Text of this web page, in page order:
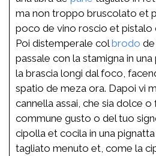
ma non troppo bruscolato et
poco de vino roscio et pistalo
Poi distemperale colbrodo
passale con la stamigna in
la brascia longi dal foco,
spatio de meza ora. Dapoi vi
cannella assai, che sia dolce
commune gusto o del tuo
cipolla et cocila in una
tagliato menuto et, come la